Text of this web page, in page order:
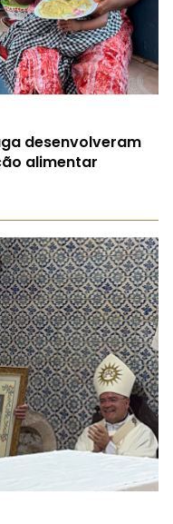
desenvolveram
alimentar